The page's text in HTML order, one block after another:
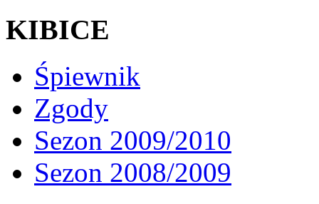
KIBICE
Śpiewnik
Zgody
Sezon 2009/2010
Sezon 2008/2009